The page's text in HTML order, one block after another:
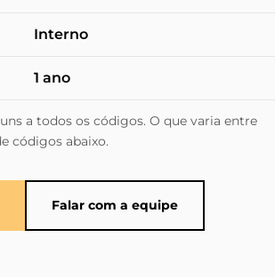
Interno
1 ano
a todos os códigos. O que varia entre
códigos abaixo.
Falar com a equipe